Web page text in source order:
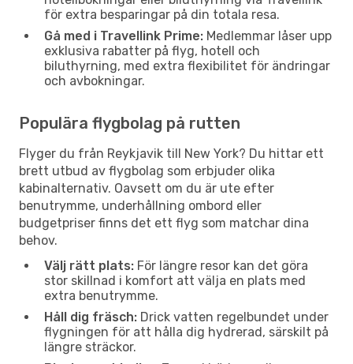
för extra besparingar på din totala resa.
Gå med i Travellink Prime: Medlemmar låser upp
exklusiva rabatter på flyg, hotell och
biluthyrning, med extra flexibilitet för ändringar
och avbokningar.
Populära flygbolag på rutten
Flyger du från Reykjavik till New York? Du hittar ett
brett utbud av flygbolag som erbjuder olika
kabinalternativ. Oavsett om du är ute efter
benutrymme, underhållning ombord eller
budgetpriser finns det ett flyg som matchar dina
behov.
Välj rätt plats: För längre resor kan det göra
stor skillnad i komfort att välja en plats med
extra benutrymme.
Håll dig fräsch: Drick vatten regelbundet under
flygningen för att hålla dig hydrerad, särskilt på
längre sträckor.